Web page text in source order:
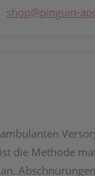
shop@pinguin-
die Methode